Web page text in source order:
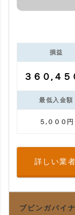
損益
３６０,４５
最低入金額
５,０００円
詳しい業
ブビンガバイ